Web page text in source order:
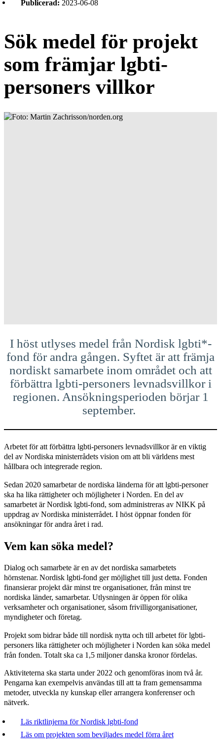
Publicerad: 2023-06-08
Sök medel för projekt
som främjar lgbti-
personers villkor
I höst utlyses medel från Nordisk lgbti*-
fond för andra gången. Syftet är att främja
nordiskt samarbete inom området och att
förbättra lgbti-personers levnadsvillkor i
regionen. Ansökningsperioden börjar 1
september.
Arbetet för att förbättra lgbti-personers levnadsvillkor är en viktig
del av Nordiska ministerrådets vision om att bli världens mest
hållbara och integrerade region.
Sedan 2020 samarbetar de nordiska länderna för att lgbti-personer
ska ha lika rättigheter och möjligheter i Norden. En del av
samarbetet är Nordisk lgbti-fond, som administreras av NIKK på
uppdrag av Nordiska ministerrådet. I höst öppnar fonden för
ansökningar för andra året i rad.
Vem kan söka medel?
Dialog och samarbete är en av det nordiska samarbetets
hörnstenar. Nordisk lgbti-fond ger möjlighet till just detta. Fonden
finansierar projekt där minst tre organisationer, från minst tre
nordiska länder, samarbetar. Utlysningen är öppen för olika
verksamheter och organisationer, såsom frivilligorganisationer,
myndigheter och företag.
Projekt som bidrar både till nordisk nytta och till arbetet för lgbti-
personers lika rättigheter och möjligheter i Norden kan söka medel
från fonden. Totalt ska ca 1,5 miljoner danska kronor fördelas.
Aktiviteterna ska starta under 2022 och genomföras inom två år.
Pengarna kan exempelvis användas till att ta fram gemensamma
metoder, utveckla ny kunskap eller arrangera konferenser och
nätverk.
Läs riktlinjerna för Nordisk lgbti-fond
Läs om projekten som beviljades medel förra året